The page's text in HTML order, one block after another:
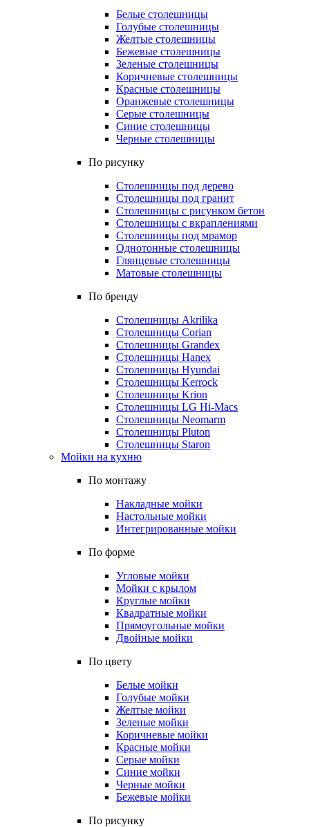
Белые столешницы
Голубые столешницы
Желтые столешницы
Бежевые столешницы
Зеленые столешницы
Коричневые столешницы
Красные столешницы
Оранжевые столешницы
Серые столешницы
Синие столешницы
Черные столешницы
По рисунку
Столешницы под дерево
Столешницы под гранит
Столешницы с рисунком бетон
Столешницы с вкраплениями
Столешницы под мрамор
Однотонные столешницы
Глянцевые столешницы
Матовые столешницы
По бренду
Столешницы Akrilika
Столешницы Corian
Столешницы Grandex
Столешницы Hanex
Столешницы Hyundai
Столешницы Kerrock
Столешницы Krion
Столешницы LG Hi-Macs
Столешницы Neomarm
Столешницы Pluton
Столешницы Staron
Мойки на кухню
По монтажу
Накладные мойки
Настольные мойки
Интегрированные мойки
По форме
Угловые мойки
Мойки с крылом
Круглые мойки
Квадратные мойки
Прямоугольные мойки
Двойные мойки
По цвету
Белые мойки
Голубые мойки
Желтые мойки
Зеленые мойки
Коричневые мойки
Красные мойки
Серые мойки
Синие мойки
Черные мойки
Бежевые мойки
По рисунку